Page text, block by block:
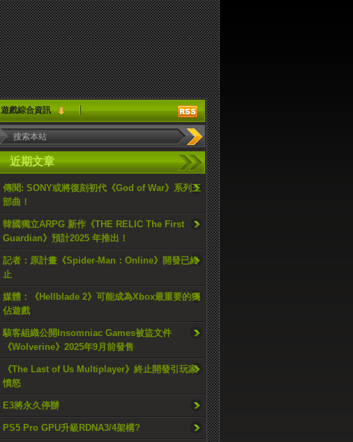
遊戲綜合資訊
近期文章
傳聞: SONY或將復刻初代《God of War》系列三
部曲！
韓國獨立ARPG 新作《THE RELIC The First
Guardian》預計2025 年推出！
記者：原計畫《Spider-Man：Online》開發已終
止
媒體：《Hellblade 2》可能成為Xbox最重要的獨
佔遊戲
駭客組織公開Insomniac Games被盜文件
《Wolverine》2025年9月前發售
《The Last of Us Multiplayer》終止開發引玩家
憤怒
E3將永久停辦
PS5 Pro GPU升級RDNA3/4架構?